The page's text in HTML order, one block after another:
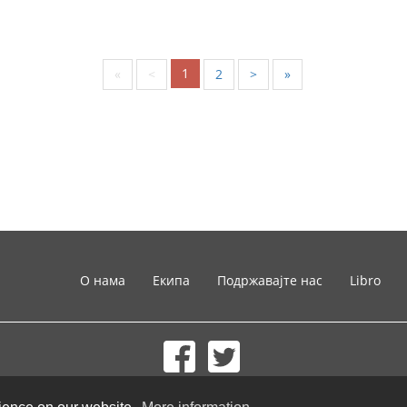
« < 1 2 > »
О нама Екипа Подржавајте нас Libro